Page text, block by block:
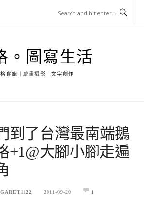
。圖寫生活
格食旅｜繪畫攝影｜文字創作
到了台灣最南端鵝
+1@大腳小腳走遍
2011-09-20 1